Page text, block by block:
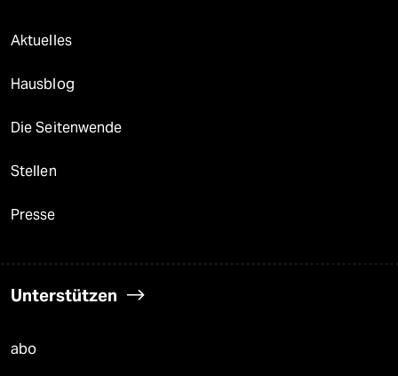
Aktuelles
Hausblog
Die Seitenwende
Stellen
Presse
Unterstützen
abo